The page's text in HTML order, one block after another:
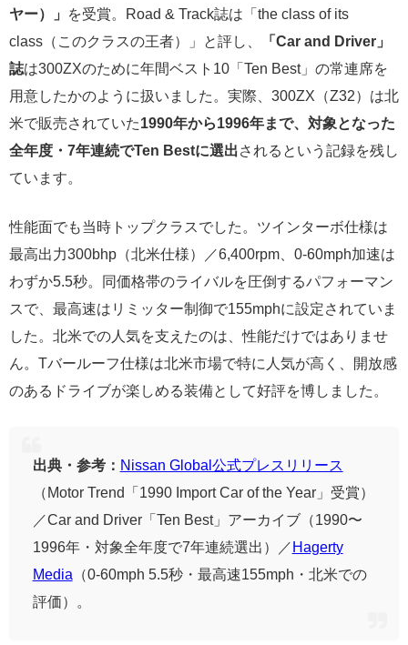
ヤー）」
を受賞。Road & Track誌は「the class of its
class（このクラスの王者）」と評し、
「Car and Driver」
誌は300ZXのために年間ベスト10「Ten Best」の常連席を
用意したかのように扱いました。実際、300ZX（Z32）は北
米で販売されていた1990年から1996年まで、対象となった
全年度・7年連続でTen Bestに選出されるという記録を残し
ています。
性能面でも当時トップクラスでした。ツインターボ仕様は
最高出力300bhp（北米仕様）／6,400rpm、0-60mph加速は
わずか5.5秒。同価格帯のライバルを圧倒するパフォーマン
スで、最高速はリミッター制御で155mphに設定されていま
した。北米での人気を支えたのは、性能だけではありませ
ん。Tバールーフ仕様は北米市場で特に人気が高く、開放感
のあるドライブが楽しめる装備として好評を博しました。
出典・参考： Nissan Global公式プレスリリース
（Motor Trend「1990 Import Car of the Year」受賞）
／Car and Driver「Ten Best」アーカイブ（1990〜
1996年・対象全年度で7年連続選出）／ Hagerty
Media （0-60mph 5.5秒・最高速155mph・北米での
評価）。